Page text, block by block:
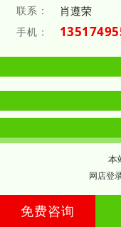
联系： 肖遵荣
手机：
本
网店登
免费咨询